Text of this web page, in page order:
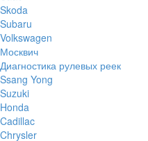
Skoda
Subaru
Volkswagen
Москвич
Диагностика рулевых реек
Ssang Yong
Suzuki
Honda
Cadillac
Chrysler